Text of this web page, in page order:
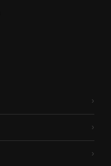
›
›
›